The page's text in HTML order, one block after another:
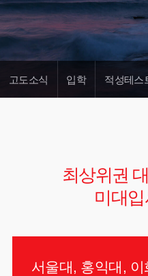
고도소식 입학 적성테스
최상위권
미대
서울대, 홍익대,